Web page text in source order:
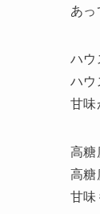
あっ
ハウ
ハウ
甘味
高糖
高糖
甘味